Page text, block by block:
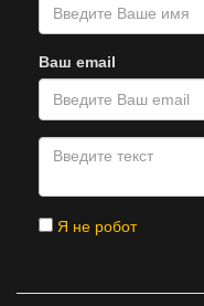
Ваш email
Я не робот